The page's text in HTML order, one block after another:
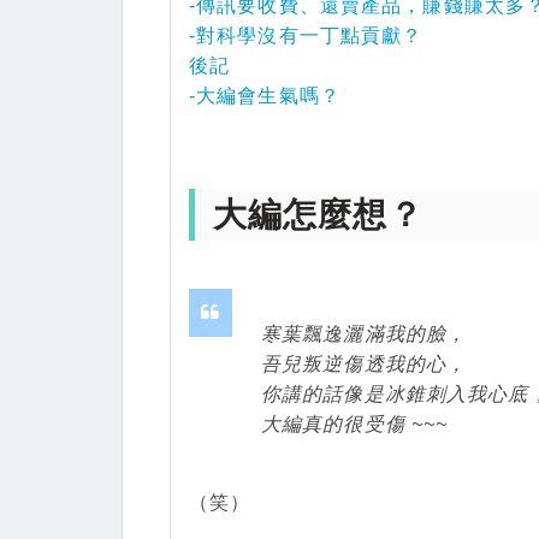
-傳訊要收費、還賣產品，賺錢賺太多
-對科學沒有一丁點貢獻？
後記
-大編會生氣嗎？
大編怎麼想？
寒葉飄逸灑滿我的臉，
吾兒叛逆傷透我的心，
你講的話像是冰錐刺入我心底
大編真的很受傷 ~~~
（笑）